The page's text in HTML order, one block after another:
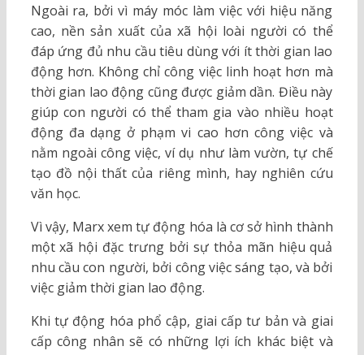
Ngoài ra, bởi vì máy móc làm việc với hiệu năng
cao, nền sản xuất của xã hội loài người có thể
đáp ứng đủ nhu cầu tiêu dùng với ít thời gian lao
động hơn. Không chỉ công việc linh hoạt hơn mà
thời gian lao động cũng được giảm dần. Điều này
giúp con người có thể tham gia vào nhiều hoạt
động đa dạng ở phạm vi cao hơn công việc và
nằm ngoài công việc, ví dụ như làm vườn, tự chế
tạo đồ nội thất của riêng mình, hay nghiên cứu
văn học.
Vì vậy, Marx xem tự động hóa là cơ sở hình thành
một xã hội đặc trưng bởi sự thỏa mãn hiệu quả
nhu cầu con người, bởi công việc sáng tạo, và bởi
việc giảm thời gian lao động.
Khi tự động hóa phổ cập, giai cấp tư bản và giai
cấp công nhân sẽ có những lợi ích khác biệt và